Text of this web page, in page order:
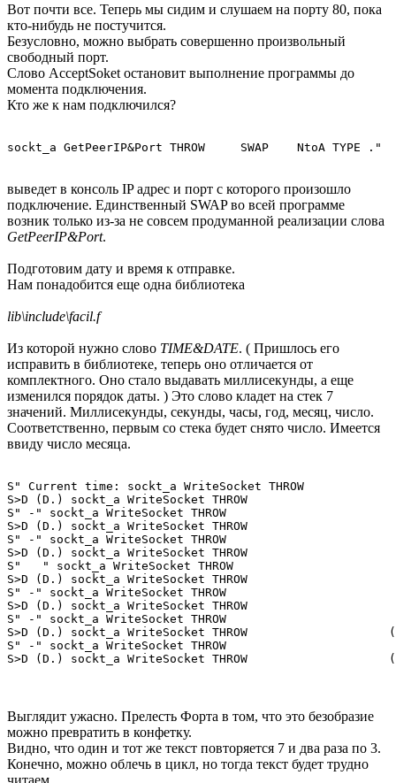
Вот почти все. Теперь мы сидим и слушаем на порту 80, пока
кто-нибудь не постучится.
Безусловно, можно выбрать совершенно произвольный
свободный порт.
Слово AcceptSoket остановит выполнение программы до
момента подключения.
Кто же к нам подключился?
sockt_a GetPeerIP&Port THROW     SWAP    NtoA
выведет в консоль IP адрес и порт с которого произошло
подключение. Единственный SWAP во всей программе
возник только из-за не совсем продуманной реализации слова
GetPeerIP&Port.
Подготовим дату и время к отправке.
Нам понадобится еще одна библиотека
lib\include\facil.f
Из которой нужно слово TIME&DATE. ( Пришлось его
исправить в библиотеке, теперь оно отличается от
комплектного. Оно стало выдавать миллисекунды, а еще
изменился порядок даты. ) Это слово кладет на стек 7
значений. Миллисекунды, секунды, часы, год, месяц, число.
Соответственно, первым со стека будет снято число. Имеется
ввиду число месяца.
S" Current time: sockt_a WriteSocket THROW
S>D (D.) sockt_a WriteSocket THROW
S" -" sockt_a WriteSocket THROW
S>D (D.) sockt_a WriteSocket THROW
S" -" sockt_a WriteSocket THROW
S>D (D.) sockt_a WriteSocket THROW
S"   " sockt_a WriteSocket THROW
S>D (D.) sockt_a WriteSocket THROW
S" -" sockt_a WriteSocket THROW
S>D (D.) sockt_a WriteSocket THROW
S" -" sockt_a WriteSocket THROW
S>D (D.) sockt_a WriteSocket THROW                    (
S" -" sockt_a WriteSocket THROW
S>D (D.) sockt_a WriteSocket THROW
Выглядит ужасно. Прелесть Форта в том, что это безобразие
можно превратить в конфетку.
Видно, что один и тот же текст повторяется 7 и два раза по 3.
Конечно, можно облечь в цикл, но тогда текст будет трудно
читаем.